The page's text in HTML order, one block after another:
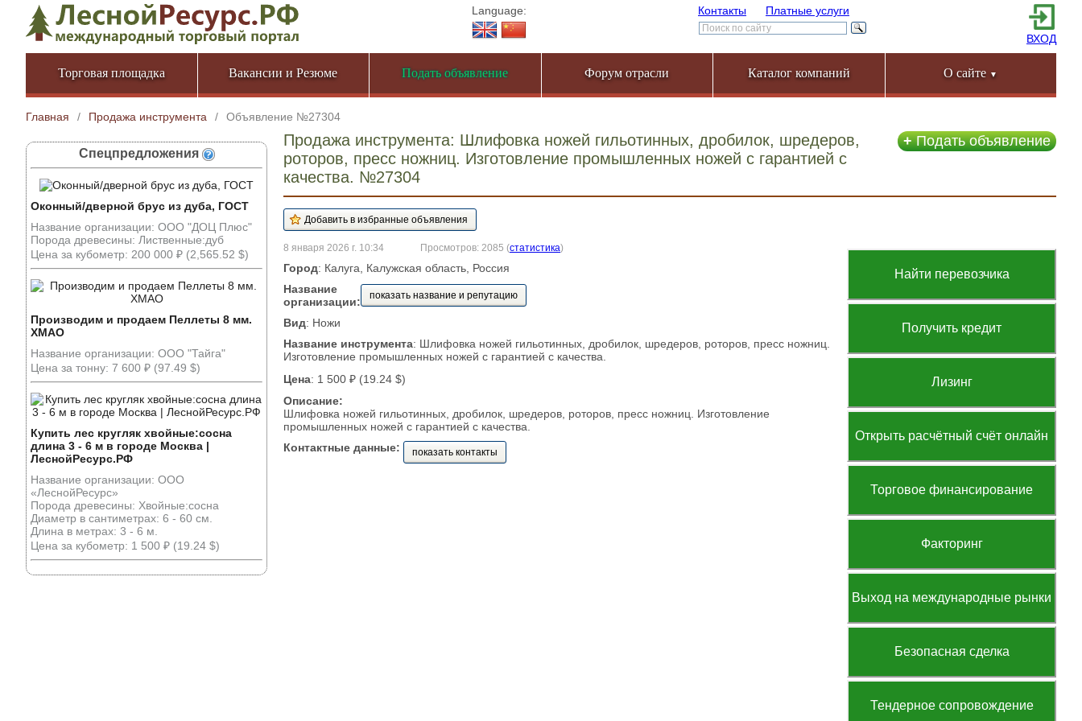
Language: Контакты Платные услуги
ВХОД
Торговая площадка Вакансии и Резюме Подать объявление Форум отрасли Каталог компаний О сайте ▼
Главная / Продажа инструмента / Объявление №27304
Спецпредложения
Оконный/дверной брус из дуба, ГОСТ
Название организации: ООО "ДОЦ Плюс"
Порода древесины: Лиственные:дуб
Цена за кубометр: 200 000 ₽ (2,565.52 $)
Производим и продаем Пеллеты 8 мм.
ХМАО
Название организации: ООО "Тайга"
Цена за тонну: 7 600 ₽ (97.49 $)
Купить лес кругляк хвойные:сосна
длина 3 - 6 м в городе Москва |
ЛеснойРесурс.РФ
Название организации: ООО
«ЛеснойРесурс»
Порода древесины: Хвойные:сосна
Диаметр в сантиметрах: 6 - 60 см.
Длина в метрах: 3 - 6 м.
Цена за кубометр: 1 500 ₽ (19.24 $)
+Подать объявление
Продажа инструмента: Шлифовка ножей гильотинных, дробилок, шредеров,
роторов, пресс ножниц. Изготовление промышленных ножей с гарантией с
качества. №27304
Найти перевозчика
Получить кредит
Лизинг
Открыть расчётный счёт онлайн
Торговое финансирование
Факторинг
Выход на международные рынки
Безопасная сделка
Тендерное сопровождение
8 января 2026 г. 10:34 Просмотров: 2085 (статистика)
Город: Калуга, Калужская область, Россия
Название
организации:
показать название и репутацию
Вид: Ножи
Название инструмента: Шлифовка ножей гильотинных, дробилок, шредеров, роторов, пресс ножниц.
Изготовление промышленных ножей с гарантией с качества.
Цена: 1 500 ₽ (19.24 $)
Описание:
Шлифовка ножей гильотинных, дробилок, шредеров, роторов, пресс ножниц. Изготовление
промышленных ножей с гарантией с качества.
Контактные данные:
показать контакты